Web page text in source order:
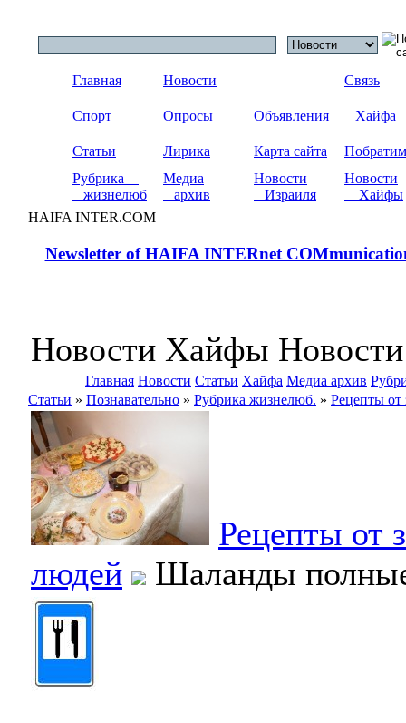
Главная Новости Связь
Спорт Опросы Объявления Хайфа
Статьи Лирика Карта сайта
Рубрика
жизнелюб
Медиа
архив
Новости
Израиля
Новости
Хайфы
HAIFA INTER.COM
Newsletter of HAIFA INTERnet
Новости Хайфы
Главная Новости Статьи Хайфа Медиа архив
Статьи » Познавательно » Рубрика жизнелюб. » Рецепты
Рецепты от
людей
Шаланды